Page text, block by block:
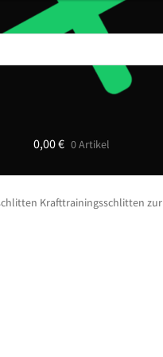
0,00€ 0 Artikel
Krafttrainingsschlitten zur